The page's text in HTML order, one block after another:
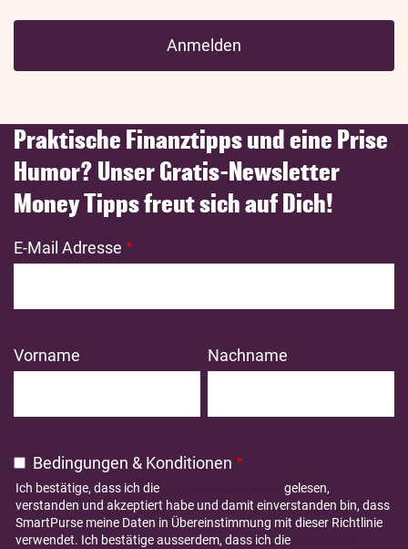
Praktische Finanztipps und eine Prise
Humor? Unser Gratis-Newsletter
Money Tipps freut sich auf Dich!
E-Mail Adresse
Vorname Nachname
Bedingungen & Konditionen
Ich bestätige, dass ich die
gelesen,
verstanden und akzeptiert habe und damit einverstanden bin, dass
SmartPurse meine Daten in Übereinstimmung mit dieser Richtlinie
verwendet. Ich bestätige ausserdem, dass ich die